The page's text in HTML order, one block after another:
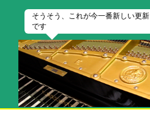
そうそう、これが今一番新しい更新
です